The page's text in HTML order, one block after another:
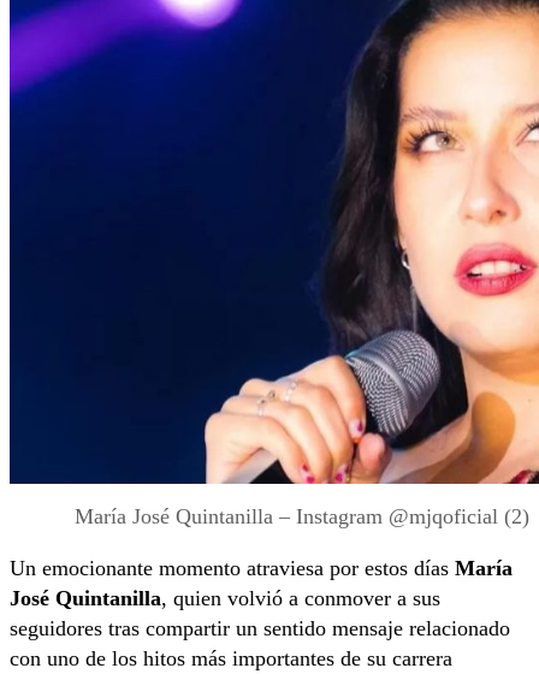
María José Quintanilla – Instagram @mjqoficial (2)
Un emocionante momento atraviesa por estos días María
José Quintanilla, quien volvió a conmover a sus
seguidores tras compartir un sentido mensaje relacionado
con uno de los hitos más importantes de su carrera